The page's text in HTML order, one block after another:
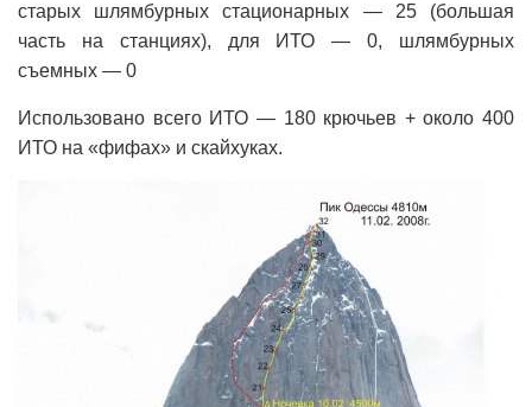
старых шлямбурных стационарных — 25 (большая
часть на станциях), для ИТО — 0, шлямбурных
съемных — 0
Использовано всего ИТО — 180 крючьев + около 400
ИТО на «фифах» и скайхуках.